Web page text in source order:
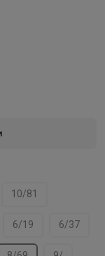
10/81
6/19 6/37